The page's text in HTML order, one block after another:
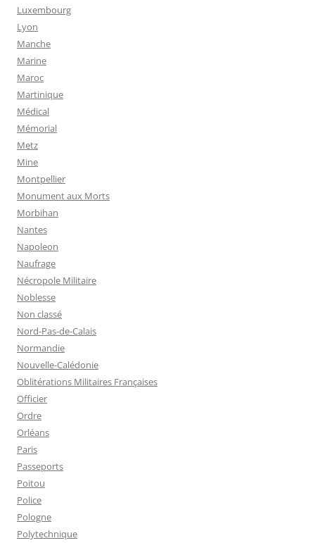
Luxembourg
Lyon
Manche
Marine
Maroc
Martinique
Médical
Mémorial
Metz
Mine
Montpellier
Monument aux Morts
Morbihan
Nantes
Napoleon
Naufrage
Nécropole Militaire
Noblesse
Non classé
Nord-Pas-de-Calais
Normandie
Nouvelle-Calédonie
Oblitérations Militaires Françaises
Officier
Ordre
Orléans
Paris
Passeports
Poitou
Police
Pologne
Polytechnique